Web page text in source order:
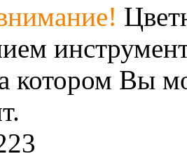
котором Вы